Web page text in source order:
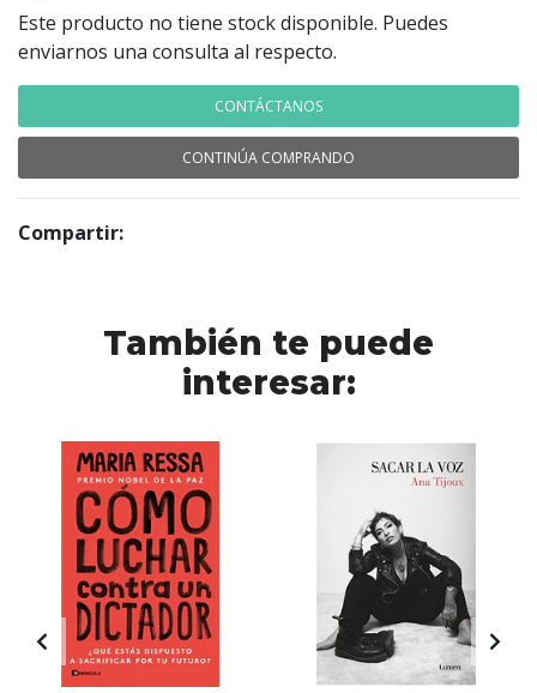
Este producto no tiene stock disponible. Puedes
enviarnos una consulta al respecto.
CONTÁCTANOS
CONTINÚA COMPRANDO
Compartir:
También te puede
interesar: